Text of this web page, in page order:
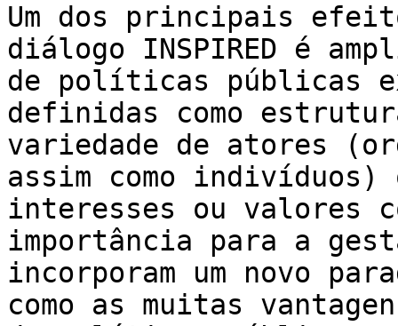
Um dos principais
diálogo INSPIRED é
de políticas públicas
definidas como
variedade de atores
assim como
interesses ou valores
importância para a
incorporam um novo
como as muitas